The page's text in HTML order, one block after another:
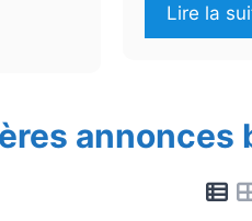
Lire la
annonces